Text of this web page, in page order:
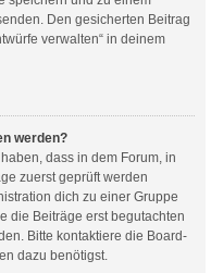
Den gesicherten Beitrag
verwalten“ in deinem
werden?
dass in dem Forum, in
zuerst geprüft werden
dich zu einer Gruppe
die Beiträge erst begutachten
Bitte kontaktiere die Board-
dazu benötigst.